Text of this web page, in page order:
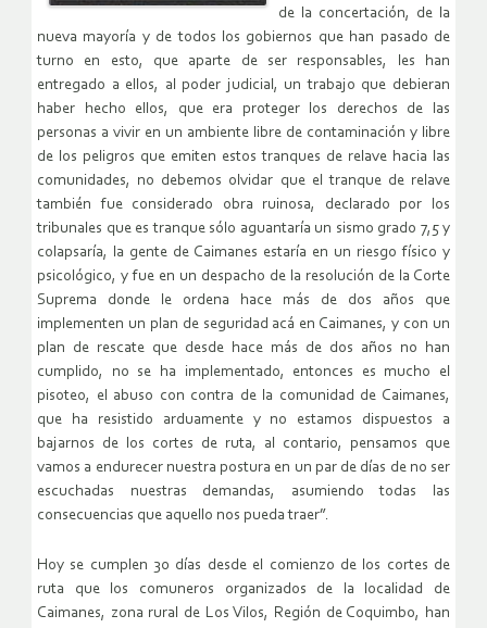
de la concertación, de la
nueva mayoría y de todos los gobiernos que han pasado de
turno en esto, que aparte de ser responsables, les han
entregado a ellos, al poder judicial, un trabajo que debieran
haber hecho ellos, que era proteger los derechos de las
personas a vivir en un ambiente libre de contaminación y libre
de los peligros que emiten estos tranques de relave hacia las
comunidades, no debemos olvidar que el tranque de relave
también fue considerado obra ruinosa, declarado por los
tribunales que es tranque sólo aguantaría un sismo grado 7,5 y
colapsaría, la gente de Caimanes estaría en un riesgo físico y
psicológico, y fue en un despacho de la resolución de la Corte
Suprema donde le ordena hace más de dos años que
implementen un plan de seguridad acá en Caimanes, y con un
plan de rescate que desde hace más de dos años no han
cumplido, no se ha implementado, entonces es mucho el
pisoteo, el abuso con contra de la comunidad de Caimanes,
que ha resistido arduamente y no estamos dispuestos a
bajarnos de los cortes de ruta, al contario, pensamos que
vamos a endurecer nuestra postura en un par de días de no ser
escuchadas nuestras demandas, asumiendo todas las
consecuencias que aquello nos pueda traer”.
Hoy se cumplen 30 días desde el comienzo de los cortes de
ruta que los comuneros organizados de la localidad de
Caimanes, zona rural de Los Vilos, Región de Coquimbo, han